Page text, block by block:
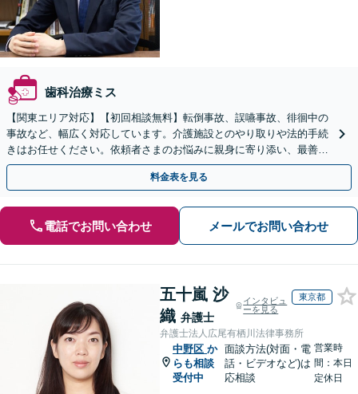
歯科治療ミス
【関東エリア対応】【初回相談無料】転倒事故、誤嚥事故、徘徊中の
事故など、幅広く対応しています。介護施設とのやり取りや法的手続
きはお任せください。依頼者さまのお悩みに親身に寄り添い、最善の
結果が得られるように尽力いたします。
料金表を見る
電話でお問い合わせ メールでお問い合わせ
五十嵐 沙
織 弁護士
インタビュ
ーを見る
東京都
弁護士法人広尾有栖川法律事務所
中野区 か
らも相談
受付中
面談方法(対面・電
話・ビデオなど)は
応相談
営業時
間：本日
定休日